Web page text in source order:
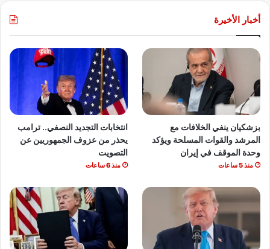
أخبار الأخيرة
بزشكيان ينفي الخلافات مع
المرشد والقوات المسلحة ويؤكد
وحدة الموقف في إيران
منذ 5 ساعات
انتخابات التجديد النصفي.. ترامب
يحذر من عزوف الجمهوريين عن
التصويت
منذ 6 ساعات